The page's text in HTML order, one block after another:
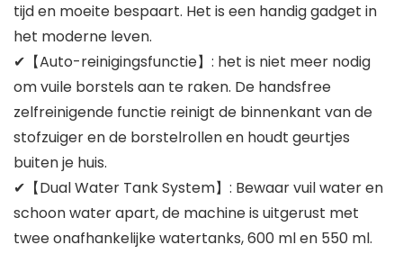
tijd en moeite bespaart. Het is een handig gadget in
het moderne leven.
✔【Auto-reinigingsfunctie】: het is niet meer nodig
om vuile borstels aan te raken. De handsfree
zelfreinigende functie reinigt de binnenkant van de
stofzuiger en de borstelrollen en houdt geurtjes
buiten je huis.
✔【Dual Water Tank System】: Bewaar vuil water en
schoon water apart, de machine is uitgerust met
twee onafhankelijke watertanks, 600 ml en 550 ml.